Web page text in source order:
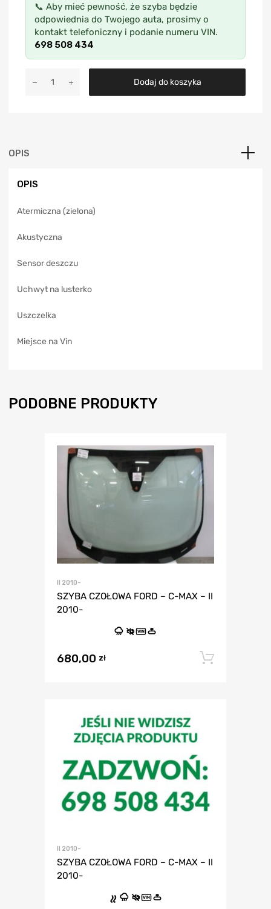
📞 Aby mieć pewność, że szyba będzie
odpowiednia do Twojego auta, prosimy o
kontakt telefoniczny i podanie numeru VIN.
698 508 434
Dodaj do koszyka
a
OPIS
OPIS
Atermiczna (zielona)
Akustyczna
Sensor deszczu
Uchwyt na lusterko
Uszczelka
Miejsce na Vin
PODOBNE PRODUKTY
II 2010-
SZYBA CZOŁOWA FORD – C-MAX – II
2010-
VIN
680,00 zł
II 2010-
SZYBA CZOŁOWA FORD – C-MAX – II
2010-
VIN